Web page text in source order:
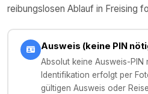
reibungslosen Ablauf in Freising
Ausweis (keine PIN
Absolut keine Ausweis-PIN
Identifikation erfolgt per
gültigen Ausweis oder